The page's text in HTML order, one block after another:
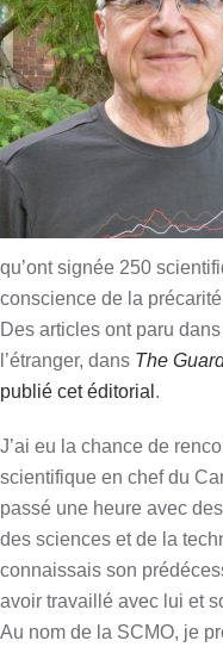
qu’ont signée 250
conscience de la
Des articles ont paru dans
l’étranger, dans The
publié cet éditorial .
J’ai eu la chance de
scientifique en chef du
passé une heure avec
des sciences et de la
connaissais son
avoir travaillé avec lui et
Au nom de la SCMO, je